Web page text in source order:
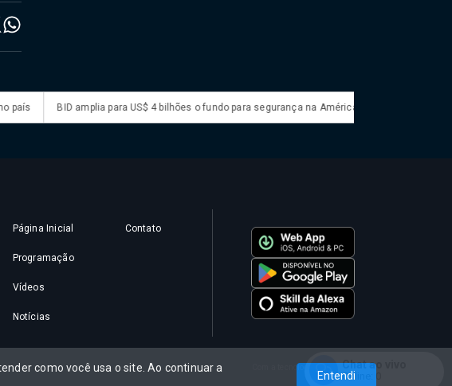
amplia para US$ 4 bilhões o fundo para segurança na América Latina Brasil e BID firmam
Página Inicial
Programação
Vídeos
Notícias
Contato
Com a tecnologia
como você usa o site. Ao continuar a
Entendi
Chat ao vivo
Online: